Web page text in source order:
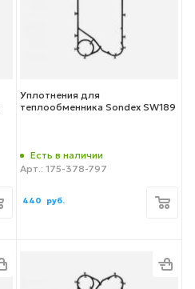
Уплотнения для
теплообменника Sondex SW189
Есть в наличии
Арт.: 175-378-797
440 руб.